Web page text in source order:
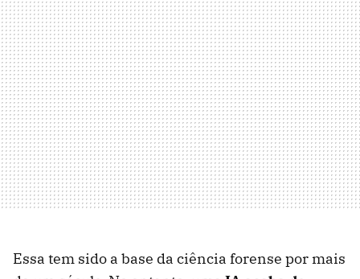
Essa tem sido a base da ciência forense por mais